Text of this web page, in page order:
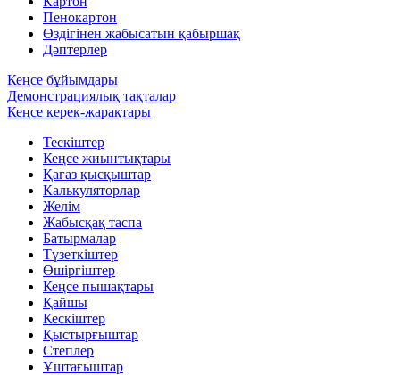
Пенокартон
Өздігінен жабысатын қабыршақ
Дәптерлер
Кеңсе бұйымдары
Демонстрациялық тақталар
Кеңсе керек-жарақтары
Тескіштер
Кеңсе жиынтықтары
Қағаз қысқыштар
Калькуляторлар
Желім
Жабысқақ таспа
Батырмалар
Түзеткіштер
Өшіргіштер
Кеңсе пышақтары
Қайшы
Кескіштер
Қыстырғыштар
Степлер
Ұштағыштар